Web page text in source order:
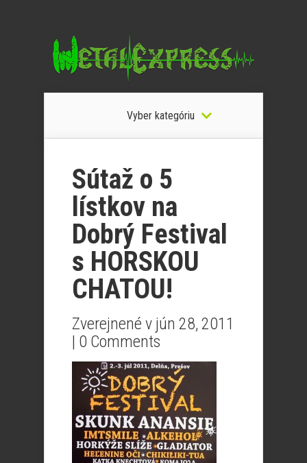
Vyber kategóriu
Sútaž o 5
lístkov na
Dobrý Festival
s HORSKOU
CHATOU!
Zverejnené v jún 28, 2011
| 0 Comments